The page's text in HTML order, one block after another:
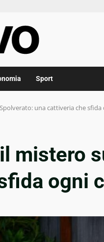
Sport
una cattiveria che sfida
mistero
ogni